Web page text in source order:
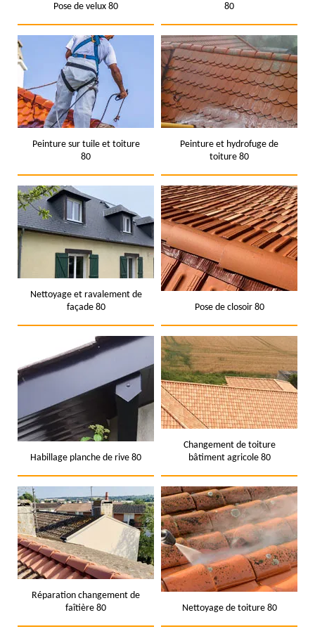
Pose de velux 80
80
Peinture sur tuile et toiture
80
Peinture et hydrofuge de
toiture 80
Nettoyage et ravalement de
façade 80
Pose de closoir 80
Habillage planche de rive 80
Changement de toiture
bâtiment agricole 80
Réparation changement de
faîtière 80
Nettoyage de toiture 80